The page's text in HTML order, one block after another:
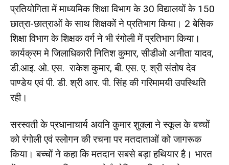
प्रतियोगिता में माध्यमिक शिक्षा विभाग के 30 विद्यालयों के 150
छात्रा-छात्राओं के साथ शिक्षकों ने प्रतिभाग किया। 2 बेसिक
शिक्षा विभाग के शिक्षक वर्ग ने भी रंगोली में प्रतिभाग किया।
कार्यक्रम मे जिलाधिकारी नितिश कुमार, सीडीओ अनीता यादव,
डी.आइ. ओ. एस. राकेश कुमार, बी. एस. ए. श्री संतोष देव
पाण्डेय एवं पी. डी. श्री आर. पी. सिंह की गरिमामयी उपस्थिति
रही।
सरस्वती के प्रधानाचार्य अवनि कुमार शुक्ला ने स्कूल के बच्चों
को रंगोली एवं स्लोगन की रचना पर मतदाताओं को जागरूक
किया। बच्चों ने कहा कि मतदान सबसे बड़ा हथियार है। भारत